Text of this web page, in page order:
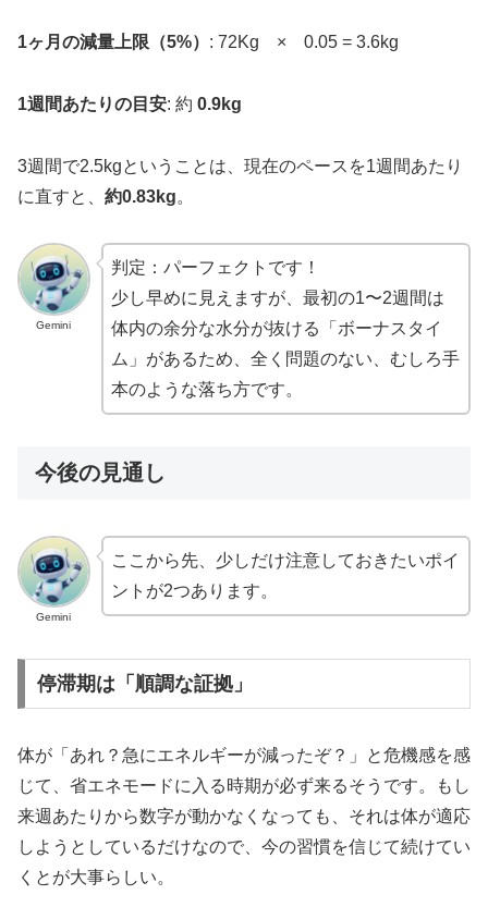
1ヶ月の減量上限（5%） : 72Kg × 0.05 = 3.6kg
1週間あたりの目安: 約 0.9kg
3週間で2.5kgということは、現在のペースを1週間あたり
に直すと、 約0.83kg。
Gemini
判定：パーフェクトです！
少し早めに見えますが、最初の1〜2週間は
体内の余分な水分が抜ける「ボーナスタイ
ム」があるため、全く問題のない、むしろ手
本のような落ち方です。
今後の見通し
Gemini
ここから先、少しだけ注意しておきたいポイ
ントが2つあります。
停滞期は「順調な証拠」
体が「あれ？急にエネルギーが減ったぞ？」と危機感を感
じて、省エネモードに入る時期が必ず来るそうです。もし
来週あたりから数字が動かなくなっても、それは体が適応
しようとしているだけなので、今の習慣を信じて続けてい
くとが大事らしい。